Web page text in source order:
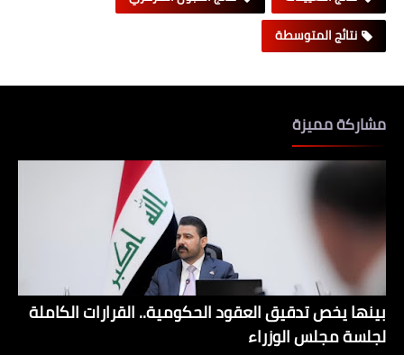
نتائج المتوسطة
مشاركة مميزة
بينها يخص تدقيق العقود الحكومية.. القرارات الكاملة
لجلسة مجلس الوزراء